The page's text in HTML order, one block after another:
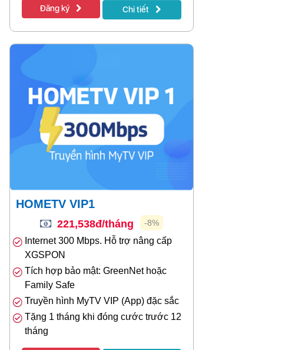
Đăng ký Chi tiết
HOMETV VIP1
221,538đ/tháng -8%
Internet 300 Mbps. Hỗ trợ nâng cấp
XGSPON
Tích hợp bảo mật: GreenNet hoặc
Family Safe
Truyền hình MyTV VIP (App) đặc sắc
Tặng 1 tháng khi đóng cước trước 12
tháng